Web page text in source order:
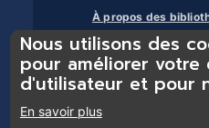
À propos des
Nous utilisons des
pour améliorer votre
d'utilisateur et pour
En savoir plus